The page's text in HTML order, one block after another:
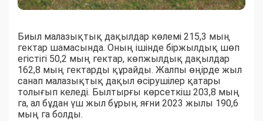
Биыл малазықтық дақылдар көлемі 215,3 мың
гектар шамасында. Оның ішінде біржылдық шөп
егістігі 50,2 мың гектар, көпжылдық дақылдар
162,8 мың гектарды құрайды. Жалпы өңірде жыл
санап малазықтық дақыл өсірушілер қатары
толығып келеді. Былтырғы көрсеткіш 203,8 мың
га, ал бұдан үш жыл бұрын, яғни 2023 жылы 190,6
мың га болды.